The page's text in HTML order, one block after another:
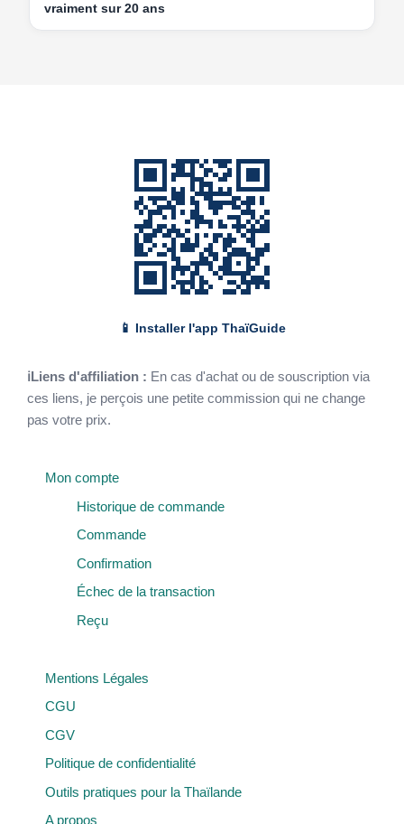
vraiment sur 20 ans
📱 Installer l'app ThaïGuide
ℹLiens d'affiliation : En cas d'achat ou de souscription via
ces liens, je perçois une petite commission qui ne change
pas votre prix.
Mon compte
Historique de commande
Commande
Confirmation
Échec de la transaction
Reçu
Mentions Légales
CGU
CGV
Politique de confidentialité
Outils pratiques pour la Thaïlande
A propos